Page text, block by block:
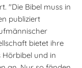
"Die Bibel muss in
publiziert
bietet ihre
und in